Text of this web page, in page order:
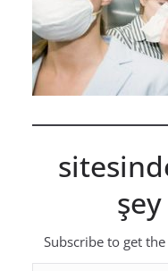
Subscribe to get
E-postanızı yazın…